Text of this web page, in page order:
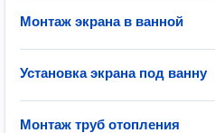
Монтаж экрана в ванной
Установка экрана под ванну
Монтаж труб отопления